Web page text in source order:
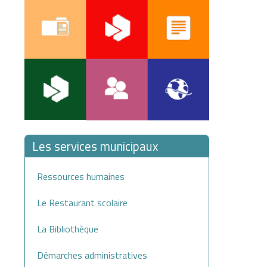
Les services municipaux
Ressources humaines
Le Restaurant scolaire
La Bibliothèque
Démarches administratives